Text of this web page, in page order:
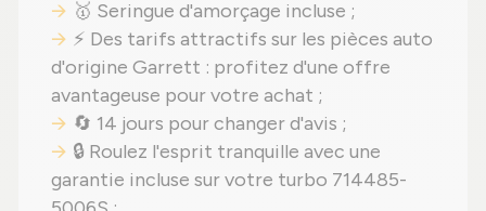
🥇 Seringue d'amorçage incluse ;
⚡ Des tarifs attractifs sur les pièces auto
d'origine Garrett : profitez d'une offre
avantageuse pour votre achat ;
🔄 14 jours pour changer d'avis ;
🔒 Roulez l'esprit tranquille avec une
garantie incluse sur votre turbo 714485-